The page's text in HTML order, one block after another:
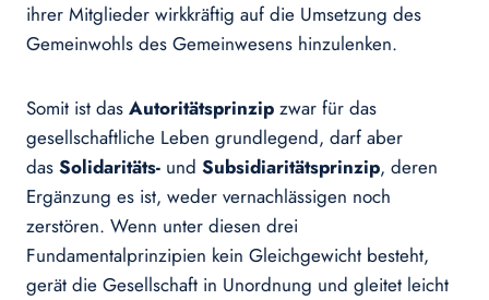
ihrer Mitglieder wirkkräftig auf die Umsetzung des
Gemeinwohls des Gemeinwesens hinzulenken.
Somit ist das Autoritätsprinzip zwar für das
gesellschaftliche Leben grundlegend, darf aber
das Solidaritäts- und Subsidiaritätsprinzip, deren
Ergänzung es ist, weder vernachlässigen noch
zerstören. Wenn unter diesen drei
Fundamentalprinzipien kein Gleichgewicht besteht,
gerät die Gesellschaft in Unordnung und gleitet leicht